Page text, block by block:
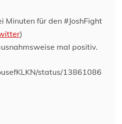
Minuten für den #JoshFight
)
mal positiv.
status/13861086